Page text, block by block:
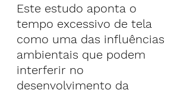
Este estudo aponta o
tempo excessivo de tela
como uma das influências
ambientais que podem
interferir no
desenvolvimento da